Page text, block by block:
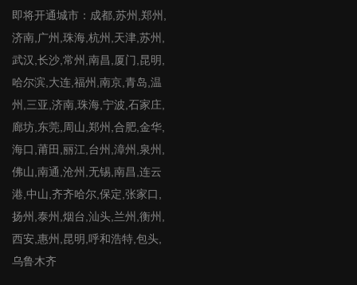
即将开通城市：成都,苏州,郑州,
济南,广州,珠海,杭州,天津,苏州,
武汉,长沙,常州,南昌,厦门,昆明,
哈尔滨,大连,福州,南京,青岛,温
州,三亚,济南,珠海,宁波,石家庄,
廊坊,东莞,周山,郑州,合肥,金华,
海口,莆田,丽江,台州,漳州,泉州,
佛山,南通,沧州,无锡,南昌,连云
港,中山,齐齐哈尔,保定,张家口,
扬州,泰州,烟台,汕头,兰州,衡州,
西安,惠州,昆明,呼和浩特,包头,
乌鲁木齐